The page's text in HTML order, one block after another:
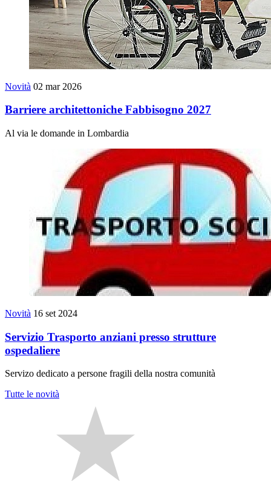
Novità 02 mar 2026
Barriere architettoniche Fabbisogno 2027
Al via le domande in Lombardia
Novità 16 set 2024
Servizio Trasporto anziani presso strutture
ospedaliere
Servizo dedicato a persone fragili della nostra comunità
Tutte le novità